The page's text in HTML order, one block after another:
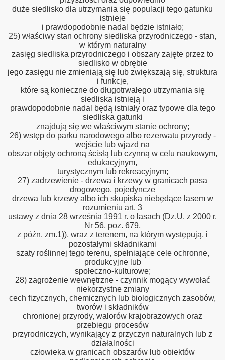
duże siedlisko dla utrzymania się populacji tego gatunku
istnieje
i prawdopodobnie nadal będzie istniało;
25) właściwy stan ochrony siedliska przyrodniczego - stan,
w którym naturalny
zasięg siedliska przyrodniczego i obszary zajęte przez to
siedlisko w obrębie
jego zasięgu nie zmieniają się lub zwiększają się, struktura
i funkcje,
które są konieczne do długotrwałego utrzymania się
siedliska istnieją i
prawdopodobnie nadal będą istniały oraz typowe dla tego
siedliska gatunki
znajdują się we właściwym stanie ochrony;
26) wstęp do parku narodowego albo rezerwatu przyrody -
wejście lub wjazd na
obszar objęty ochroną ścisłą lub czynną w celu naukowym,
edukacyjnym,
turystycznym lub rekreacyjnym;
27) zadrzewienie - drzewa i krzewy w granicach pasa
drogowego, pojedyncze
drzewa lub krzewy albo ich skupiska niebędące lasem w
rozumieniu art. 3
ustawy z dnia 28 września 1991 r. o lasach (Dz.U. z 2000 r.
Nr 56, poz. 679,
z późn. zm.1)), wraz z terenem, na którym występują, i
pozostałymi składnikami
szaty roślinnej tego terenu, spełniające cele ochronne,
produkcyjne lub
społeczno-kulturowe;
28) zagrożenie wewnętrzne - czynnik mogący wywołać
niekorzystne zmiany
cech fizycznych, chemicznych lub biologicznych zasobów,
tworów i składników
chronionej przyrody, walorów krajobrazowych oraz
przebiegu procesów
przyrodniczych, wynikający z przyczyn naturalnych lub z
działalności
człowieka w granicach obszarów lub obiektów